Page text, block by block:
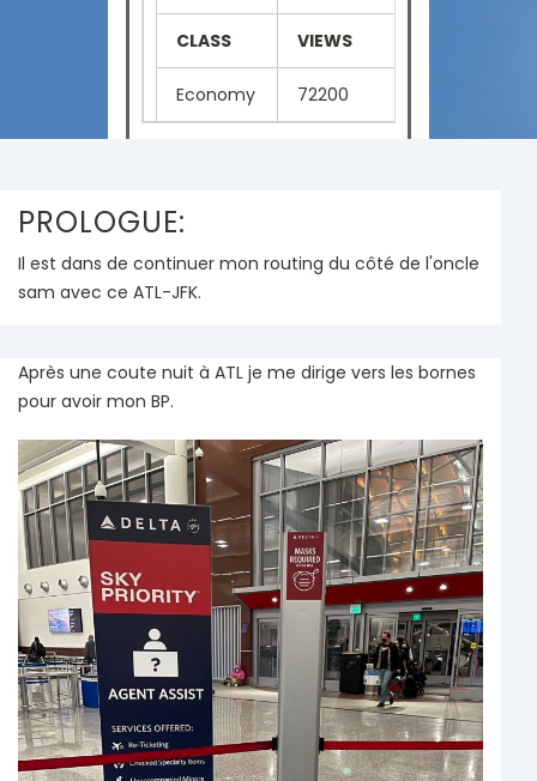
CLASS VIEWS
Economy 72200
PROLOGUE:
Il est dans de continuer mon routing du côté de l'oncle
sam avec ce ATL-JFK.
Après une coute nuit à ATL je me dirige vers les bornes
pour avoir mon BP.